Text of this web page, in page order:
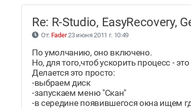
Re: R-Studio, EasyRecovery,
От: Fader23 июня 2011 г. 10:49
По умолчанию, оно включено.
Но, для того,чтоб ускорить процесс -
Делается это просто:
-выбраем диск
-запускаем меню "Скан"
-в середине появившегося окна ищем